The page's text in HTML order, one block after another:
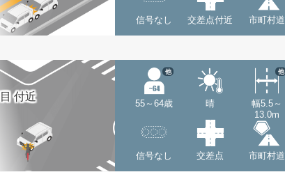
信号なし 交差点付近 市町村道
付近
55～64歳
他
晴
幅5.5～
13.0m
他
信号なし 交差点 市町村道